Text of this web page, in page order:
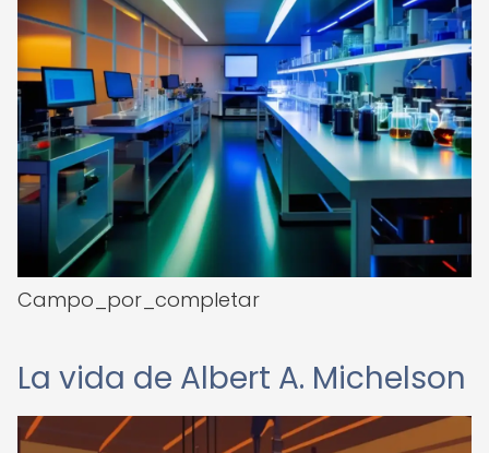
Campo_por_completar
La vida de Albert A. Michelson